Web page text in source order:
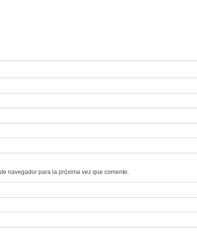
navegador para la próxima vez que comente.